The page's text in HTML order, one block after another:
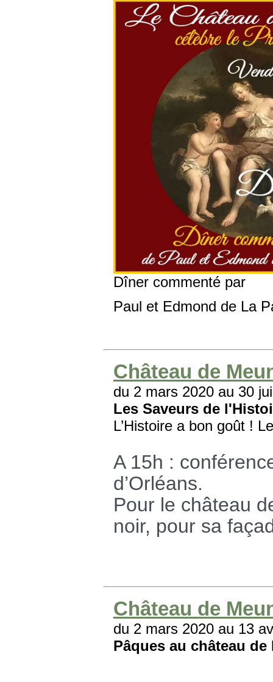
Dîner commenté par
Paul et Edmond de La
Château de
du 2 mars 2020 au 30
Les Saveurs de
L’Histoire a bon goût !
A 15h :
d’Orléans.
Pour le château
noir, pour sa
Château de
du 2 mars 2020 au 13
Pâques au château